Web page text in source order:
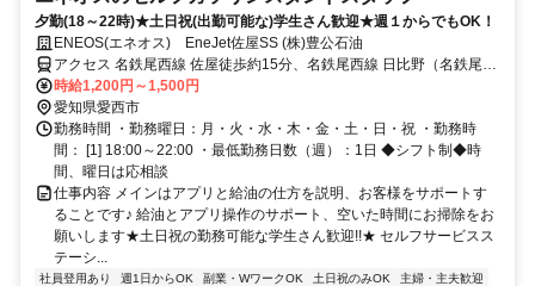
夕勤(18～22時)★土日祝(出勤可能な)学生さん歓迎★週１からでもOK！
ENEOS(エネオス) EneJet佐屋SS (株)豊公石油
アクセス 名鉄尾西線 佐屋徒歩約15分、名鉄尾西線 日比野（名鉄尾西
線）徒歩約28分
時給1,200円～1,500円
愛知県愛西市
勤務時間 ・勤務曜日：月・火・水・木・金・土・日・祝 ・勤務時
間： [1] 18:00～22:00 ・最低勤務日数（週）：1日 ◆シフト制◆時
間、曜日は応相談
仕事内容 メインはアプリと給油の仕方を説明、お客様をサポートす
ることです♪ 給油とアプリ操作のサポート、空いた時間にお掃除をお
願いします★土日祝の勤務可能な学生さん歓迎!!★ セルフサービスス
テーシ...
社員登用あり 週1日からOK 副業・WワークOK 土日祝のみOK
主婦・主夫歓迎